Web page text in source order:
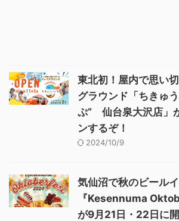
東北初！屋内で思い
グラウンド「ちきゅ
ぷ” 仙台泉大沢店」
ンするぞ！
2024/10/9
気仙沼で秋のビール
『Kesennuma
が9月21日・22日に